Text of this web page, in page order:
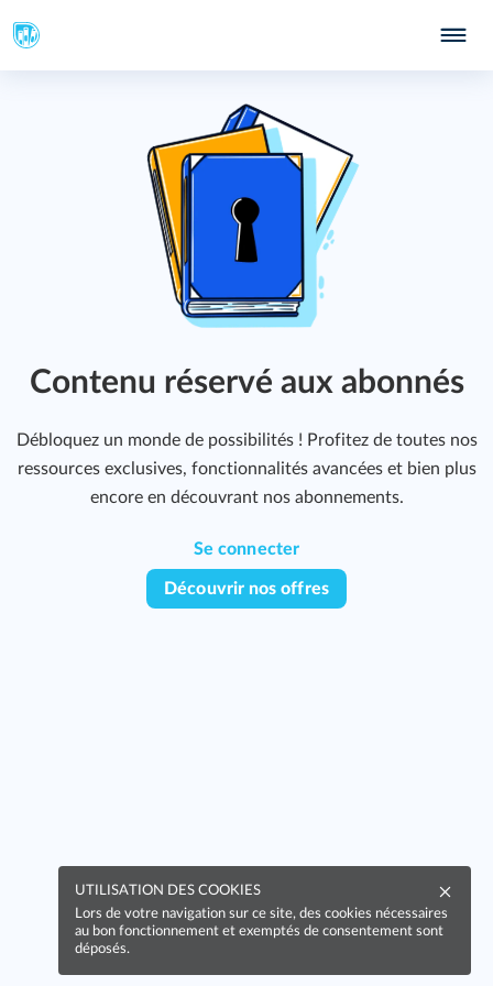
Contenu réservé aux abonnés
Débloquez un monde de possibilités ! Profitez de toutes nos
ressources exclusives, fonctionnalités avancées et bien plus
encore en découvrant nos abonnements.
Se connecter
Découvrir nos offres
UTILISATION DES COOKIES
Lors de votre navigation sur ce site, des cookies nécessaires
au bon fonctionnement et exemptés de consentement sont
déposés.